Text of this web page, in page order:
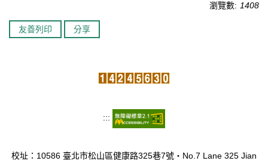
瀏覽數: 1408
友善列印 分享
:::
校址：10586 臺北市松山區健康路325巷7號‧No.7 Lane 325 Jian